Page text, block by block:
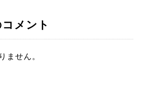
メント
ません。